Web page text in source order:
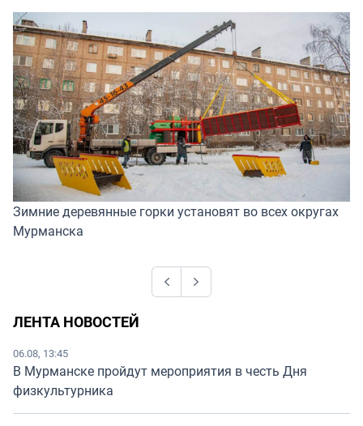
ЛЕНТА НОВОСТЕЙ
06.08, 13:45
В Мурманске пройдут мероприятия в честь Дня
физкультурника
Зимние деревянные горки установят во всех округах
Мурманска
PreviousNext